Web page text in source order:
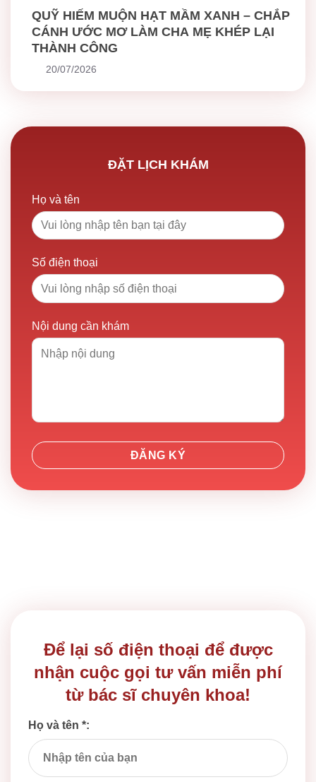
QUỸ HIẾM MUỘN HẠT MẦM XANH – CHẮP
CÁNH ƯỚC MƠ LÀM CHA MẸ KHÉP LẠI
THÀNH CÔNG
20/07/2026
ĐẶT LỊCH KHÁM
Họ và tên
Số điện thoại
Nội dung cần khám
Để lại số điện thoại để được
nhận cuộc gọi tư vấn miễn phí
từ bác sĩ chuyên khoa!
Họ và tên *: